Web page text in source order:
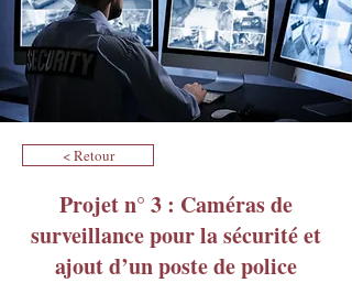
< Retour
Projet n° 3 : Caméras de
surveillance pour la sécurité et
ajout d’un poste de police